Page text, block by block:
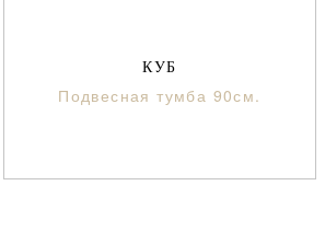
КУБ
Подвесная тумба 90см.